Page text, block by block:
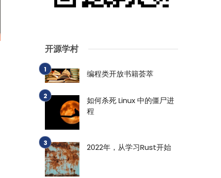
开源学村
编程类开放书籍荟萃
如何杀死 Linux 中的僵尸进
程
2022年，从学习Rust开始